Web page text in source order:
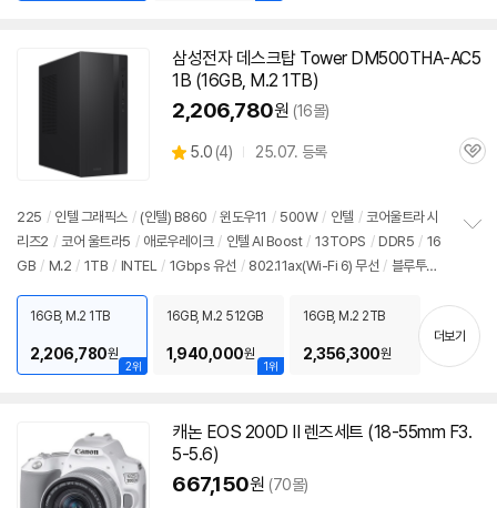
삼성전자 데스크탑 Tower DM500THA-AC5
1B (16GB, M.2 1TB)
2,206,780원 (16몰)
별
5.0 (상
뷰
4) 25.07. 등록
관
225 / 인텔 그래픽스 / (인텔) B860 / 윈도우11 / 500W / 인텔 / 코어울트라 시
리즈2 / 코어 울트라5 / 애로우레이크 / 인텔 AI Boost / 13TOPS / DDR5 / 16
GB / M.2 / 1TB / INTEL / 1Gbps 유선 / 802.11ax(Wi-Fi 6) 무선 / 블루투스
미들타워 / 6.66kg 용도: 사무/인강용 / 소비자 가격: 3,499,000원
기
2위
16GB, M.2 1TB
2,206,780원
1위
16GB, M.2 512GB
1,940,000원
16GB, M.2 2TB
2,356,300원
더보기
캐논 EOS 200D II 렌즈세트 (18-55mm F3.
5-5.6)
667,150원 (70몰)